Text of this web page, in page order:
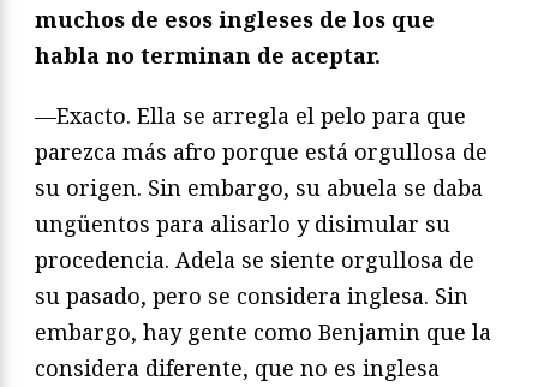
muchos de esos ingleses de los que
habla no terminan de aceptar.
—Exacto. Ella se arregla el pelo para que
parezca más afro porque está orgullosa de
su origen. Sin embargo, su abuela se daba
ungüentos para alisarlo y disimular su
procedencia. Adela se siente orgullosa de
su pasado, pero se considera inglesa. Sin
embargo, hay gente como Benjamin que la
considera diferente, que no es inglesa